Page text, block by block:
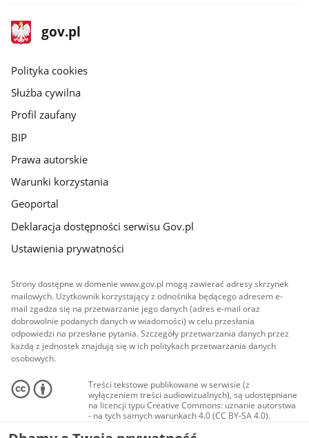
stopka
gov.pl
Strona
gov.pl
gov.pl
Polityka cookies
Służba cywilna
Profil zaufany
BIP
Prawa autorskie
Warunki korzystania
Geoportal
Deklaracja dostępności serwisu Gov.pl
Ustawienia prywatności
Strony dostępne w domenie www.gov.pl mogą zawierać adresy skrzynek
mailowych. Użytkownik korzystający z odnośnika będącego adresem e-
mail zgadza się na przetwarzanie jego danych (adres e-mail oraz
dobrowolnie podanych danych w wiadomości) w celu przesłania
odpowiedzi na przesłane pytania. Szczegóły przetwarzania danych przez
każdą z jednostek znajdują się w ich politykach przetwarzania danych
osobowych.
Treści tekstowe publikowane w serwisie (z
wyłączeniem treści audiowizualnych), są udostępniane
na licencji typu Creative Commons: uznanie autorstwa
- na tych samych warunkach 4.0 (CC BY-SA 4.0).
Materiały audiowizualne, w tym zdjęcia, materiały